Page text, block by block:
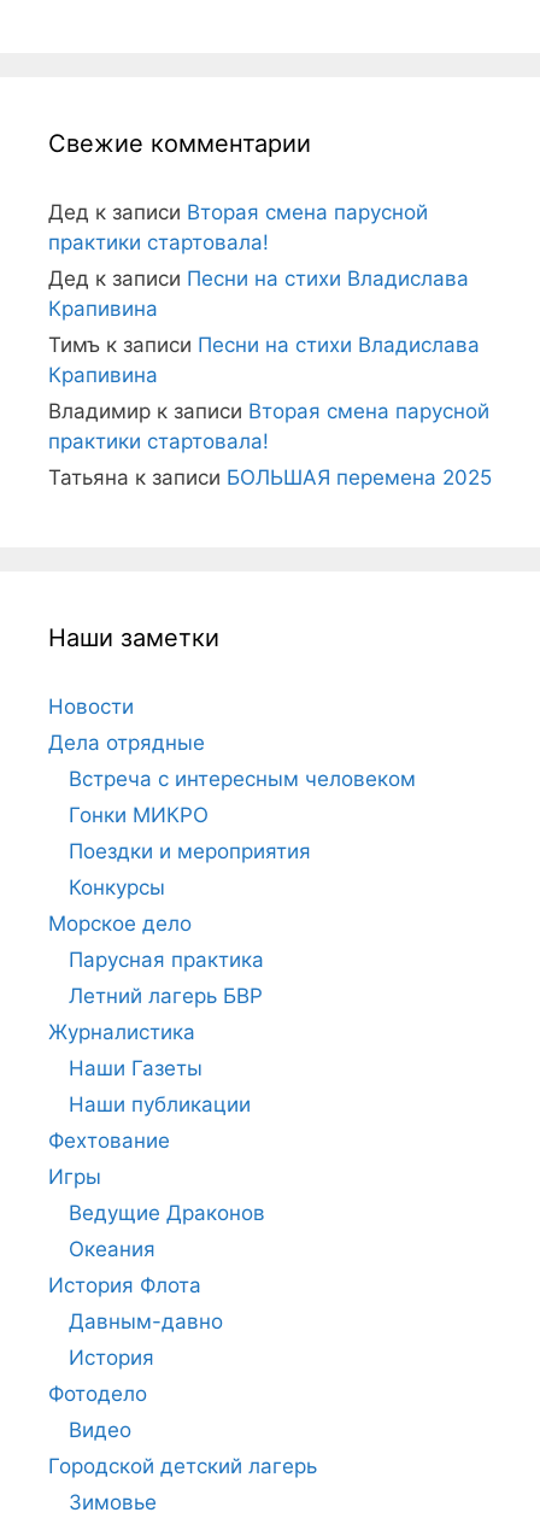
Свежие комментарии
Дед к записи Вторая смена парусной
практики стартовала!
Дед к записи Песни на стихи Владислава
Крапивина
Тимъ к записи Песни на стихи Владислава
Крапивина
Владимир к записи Вторая смена парусной
практики стартовала!
Татьяна к записи БОЛЬШАЯ перемена 2025
Наши заметки
Новости
Дела отрядные
Встреча с интересным человеком
Гонки МИКРО
Поездки и мероприятия
Конкурсы
Морское дело
Парусная практика
Летний лагерь БВР
Журналистика
Наши Газеты
Наши публикации
Фехтование
Игры
Ведущие Драконов
Океания
История Флота
Давным-давно
История
Фотодело
Видео
Городской детский лагерь
Зимовье